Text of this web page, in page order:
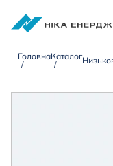
ГоловнаКаталог